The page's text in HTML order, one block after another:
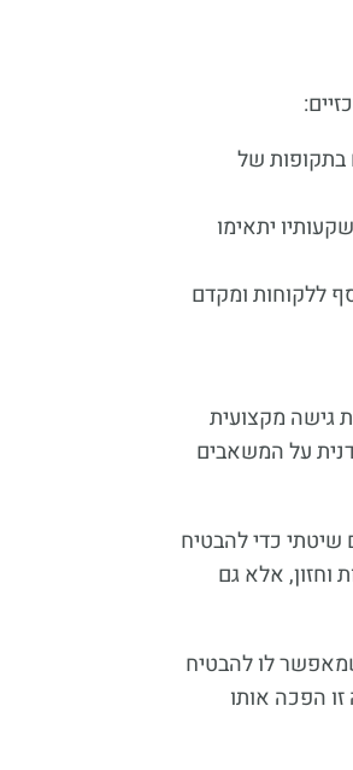
בתקופות של
יתאימו
ללקוחות ומקדם
גישה מקצועית
על המשאבים
שיטתי כדי להבטיח
וחזון, אלא גם
לו להבטיח
הפכה אותו